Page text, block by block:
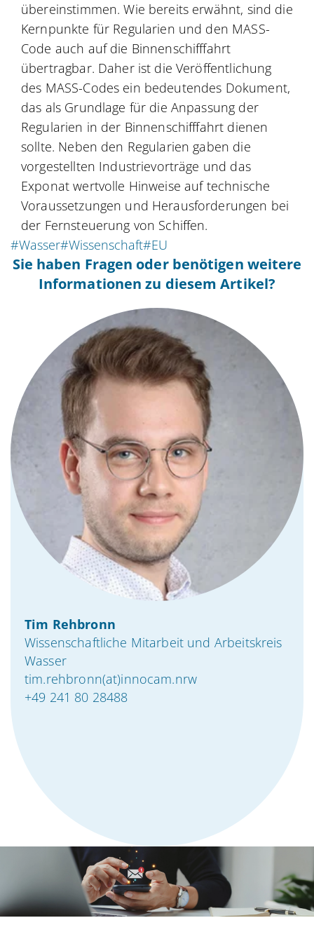
übereinstimmen. Wie bereits erwähnt, sind die
Kernpunkte für Regularien und den MASS-
Code auch auf die Binnenschifffahrt
übertragbar. Daher ist die Veröffentlichung
des MASS-Codes ein bedeutendes Dokument,
das als Grundlage für die Anpassung der
Regularien in der Binnenschifffahrt dienen
sollte. Neben den Regularien gaben die
vorgestellten Industrievorträge und das
Exponat wertvolle Hinweise auf technische
Voraussetzungen und Herausforderungen bei
der Fernsteuerung von Schiffen.
#Wasser#Wissenschaft#EU
Sie haben Fragen oder benötigen weitere
Informationen zu diesem Artikel?
Tim Rehbronn
Wissenschaftliche Mitarbeit und Arbeitskreis
Wasser
tim.rehbronn(at)innocam.nrw
+49 241 80 28488